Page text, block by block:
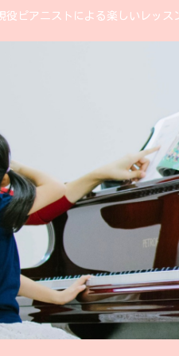
役ピアニストによる楽しいレッ